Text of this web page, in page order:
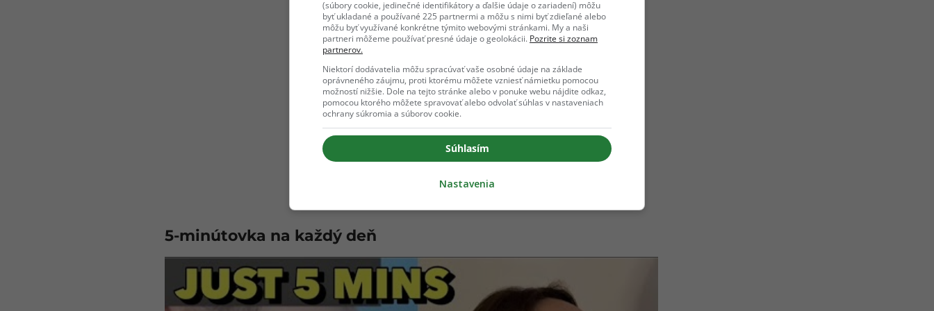
5-minútovka na každý deň
(súbory cookie, jedinečné identifikátory a ďalšie údaje o zariadení) môžu
byť ukladané a používané 225 partnermi a môžu s nimi byť zdieľané alebo
môžu byť využívané konkrétne týmito webovými stránkami. My a naši
partneri môžeme používať presné údaje o geolokácii. Pozrite si zoznam
partnerov.
Niektorí dodávatelia môžu spracúvať vaše osobné údaje na základe
oprávneného záujmu, proti ktorému môžete vzniesť námietku pomocou
možností nižšie. Dole na tejto stránke alebo v ponuke webu nájdite odkaz,
pomocou ktorého môžete spravovať alebo odvolať súhlas v nastaveniach
ochrany súkromia a súborov cookie.
Súhlasím
Nastavenia